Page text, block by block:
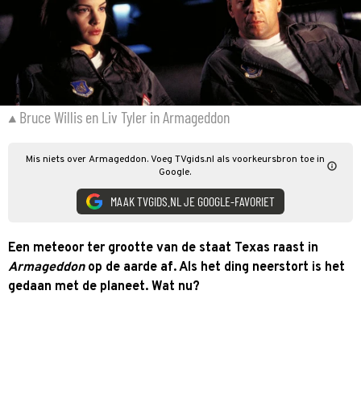
Bruce Willis en Liv Tyler in Armageddon
Mis niets over Armageddon. Voeg TVgids.nl als voorkeursbron toe in
Google.
MAAK TVGIDS.NL JE GOOGLE-FAVORIET
Een meteoor ter grootte van de staat Texas raast in
Armageddonop de aarde af. Als het ding neerstort is het
gedaan met de planeet. Wat nu?